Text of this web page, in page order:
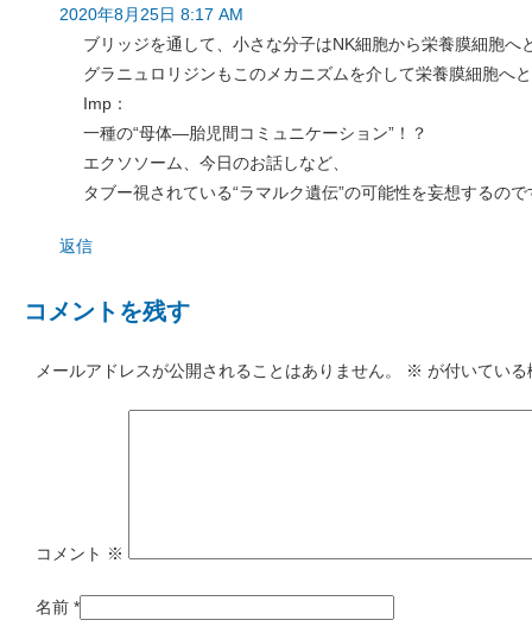
2020年8月25日 8:17 AM
ブリッジを通して、小さな分子はNK細胞から栄養膜細胞へ
グラニュロリジンもこのメカニズムを介して栄養膜細胞へ
Imp：
一種の“母体―胎児間コミュニケーション”！？
エクソソーム、今日のお話しなど、
タブー視されている“ラマルク遺伝”の可能性を妄想するの
返信
コメントを残す
メールアドレスが公開されることはありません。 ※ が付いてい
コメント ※
名前 *